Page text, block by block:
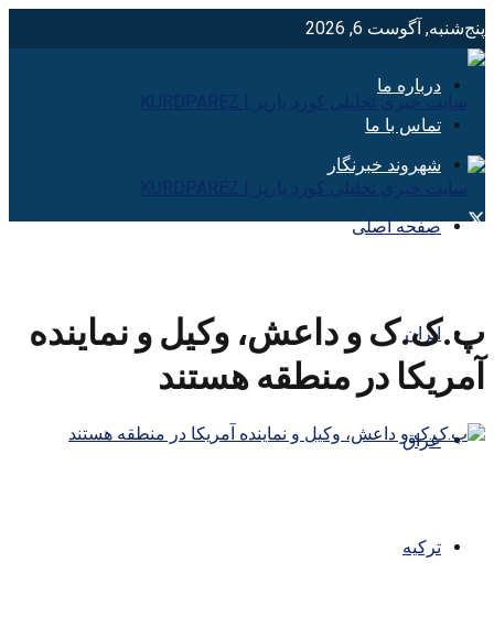
پنج‌شنبه, آگوست 6, 2026
درباره ما
تماس با ما
شهروند خبرنگار
صفحه اصلی
ایران
عراق
ترکیه
پ.ک.ک و داعش، وکیل و نماینده
آمریکا در منطقه هستند